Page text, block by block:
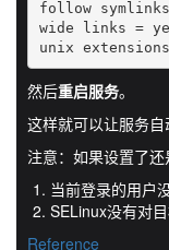
follow
wide links =
unix
然后重启服务。
这样就可以让服务自
注意：如果设置了
当前登录的用户
SELinux没有对
Reference